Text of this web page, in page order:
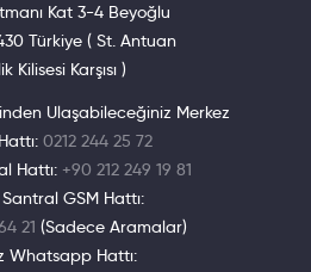
Kat 3-4 Beyoğlu
Türkiye ( St. Antuan
Kilisesi Karşısı )
Ulaşabileceğiniz Merkez
0212 244 25 72
Hattı: +90 212 249 19 81
GSM Hattı:
21 (Sadece Aramalar)
Whatsapp Hattı: